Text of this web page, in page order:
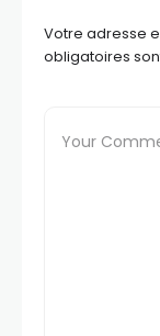
Votre adresse
obligatoires